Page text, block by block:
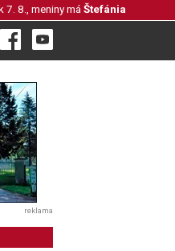
7. 8., meniny má Štefánia
reklama